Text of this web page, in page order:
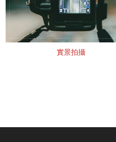
實景拍攝